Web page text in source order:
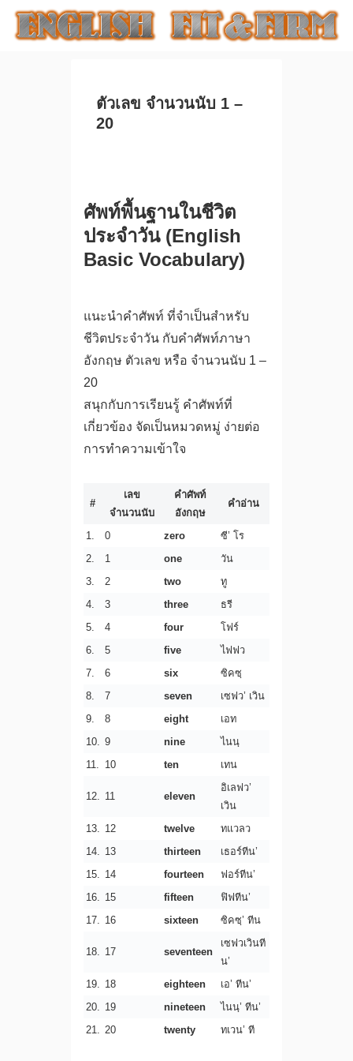
ตัวเลข จำนวนนับ 1 –
20
ศัพท์พื้นฐานในชีวิต
ประจำวัน (English
Basic Vocabulary)
แนะนำคำศัพท์ ที่จำเป็นสำหรับ
ชีวิตประจำวัน กับคำศัพท์ภาษา
อังกฤษ ตัวเลข หรือ จำนวนนับ 1 –
20
สนุกกับการเรียนรู้ คำศัพท์ที่
เกี่ยวข้อง จัดเป็นหมวดหมู่ ง่ายต่อ
การทำความเข้าใจ
#
เลข
จำนวนนับ
คำศัพท์
อังกฤษ
คำอ่าน
1. 0 zero
ซี’ โร
2.
1 one
วัน
3.
2 two
ทู
4.
3 three
ธรี
5.
4 four
โฟร์
6.
5 five
ไฟฟว
7.
6 six
ซิคซฺ
8.
7 seven
เซฟว’ เวิน
9.
8 eight
เอท
10.
9 nine
ไนนฺ
11.
10 ten เทน
12. 11 eleven
อิเลฟว’
เวิน
13.
12 twelve
ทแวลว
14.
13 thirteen
เธอร์ทีน’
15.
14 fourteen
ฟอร์ทีน’
16.
15 fifteen
ฟิฟทีน’
17.
16 sixteen ซิคซฺ’ ทีน
18. 17 seventeen
เซฟวเวินที
น’
19.
18 eighteen
เอ’ ทีน’
20.
19 nineteen
ไนนฺ’ ทีน’
21.
20 twenty ทเวน’ ที